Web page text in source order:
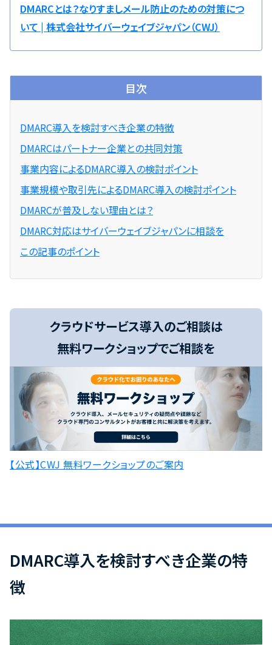
DMARCとは？なりすましメール防止のための対策につ
いて | 株式会社サイバーウェイブジャパン（CWJ）
目次
DMARC導入を検討すべき企業の特徴
DMARCはパートナー企業との共同対策
事業内容によるDMARC導入の検討ポイント
事業規模や取引先によるDMARC導入の検討ポイント
DMARCが普及しない理由とは？
DMARC対応はサイバーウェイブジャパンに相談を
この記事のポイント
クラウドサービス導入のご相談は
無料ワークショップでご相談を
【公式】CWJ 無料ワークショップのご案内
DMARC導入を検討すべき企業の特
徴